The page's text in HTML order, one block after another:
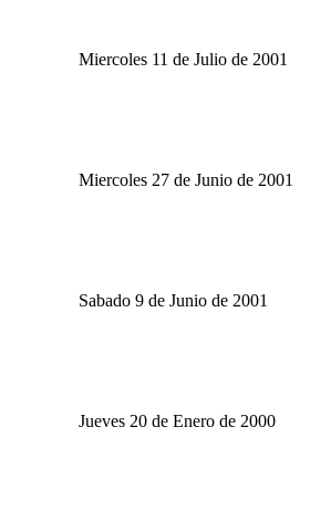
Miercoles 11 de Julio de 2001
Miercoles 27 de Junio de 2001
Sabado 9 de Junio de 2001
Jueves 20 de Enero de 2000